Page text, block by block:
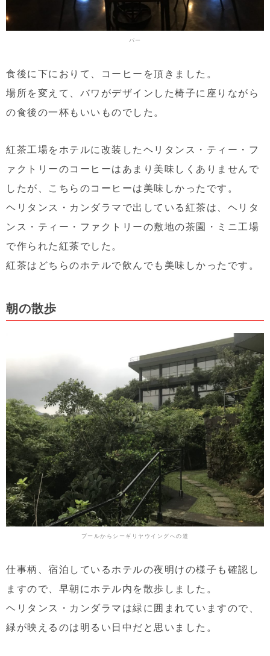
バー
食後に下におりて、コーヒーを頂きました。
場所を変えて、バワがデザインした椅子に座りながら
の食後の一杯もいいものでした。
紅茶工場をホテルに改装したヘリタンス・ティー・フ
ァクトリーのコーヒーはあまり美味しくありませんで
したが、こちらのコーヒーは美味しかったです。
ヘリタンス・カンダラマで出している紅茶は、ヘリタ
ンス・ティー・ファクトリーの敷地の茶園・ミニ工場
で作られた紅茶でした。
紅茶はどちらのホテルで飲んでも美味しかったです。
朝の散歩
プールからシーギリヤウイングへの道
仕事柄、宿泊しているホテルの夜明けの様子も確認し
ますので、早朝にホテル内を散歩しました。
ヘリタンス・カンダラマは緑に囲まれていますので、
緑が映えるのは明るい日中だと思いました。